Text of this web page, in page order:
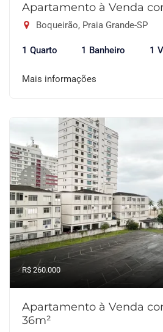
Apartamento à Venda
Boqueirão, Praia Grande-SP
1 Quarto 1 Banheiro 1
Mais informações
R$ 260.000
Apartamento à Venda
36m²